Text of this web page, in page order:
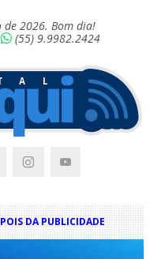
de 2026. Bom dia!
(55) 9.9982.2424
DA PUBLICIDADE